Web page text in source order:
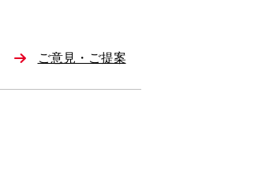
ご意見・ご提案